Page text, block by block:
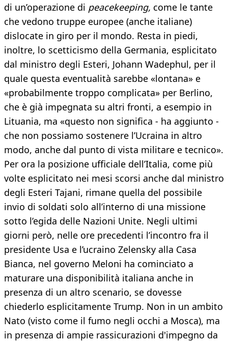
di un’operazione di peacekeeping, come le tante
che vedono truppe europee (anche italiane)
dislocate in giro per il mondo. Resta in piedi,
inoltre, lo scetticismo della Germania, esplicitato
dal ministro degli Esteri, Johann Wadephul, per il
quale questa eventualità sarebbe «lontana» e
«probabilmente troppo complicata» per Berlino,
che è già impegnata su altri fronti, a esempio in
Lituania, ma «questo non significa - ha aggiunto -
che non possiamo sostenere l’Ucraina in altro
modo, anche dal punto di vista militare e tecnico».
Per ora la posizione ufficiale dell’Italia, come più
volte esplicitato nei mesi scorsi anche dal ministro
degli Esteri Tajani, rimane quella del possibile
invio di soldati solo all’interno di una missione
sotto l’egida delle Nazioni Unite. Negli ultimi
giorni però, nelle ore precedenti l’incontro fra il
presidente Usa e l’ucraino Zelensky alla Casa
Bianca, nel governo Meloni ha cominciato a
maturare una disponibilità italiana anche in
presenza di un altro scenario, se dovesse
chiederlo esplicitamente Trump. Non in un ambito
Nato (visto come il fumo negli occhi a Mosca), ma
in presenza di ampie rassicurazioni d'impegno da